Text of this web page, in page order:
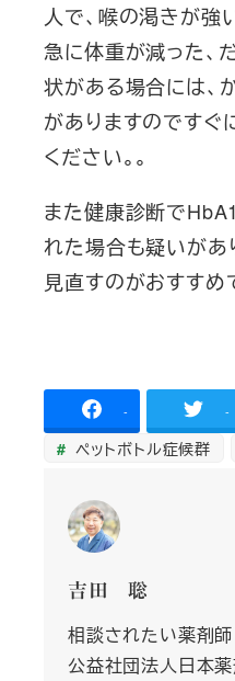
人で、喉の渇きが強
急に体重が減った、
状がある場合には、
がありますのですぐ
ください。。
また健康診断で
れた場合も疑いがあ
見直すのがおすすめ
- -
ペットボトル症候群
吉田 聡
相談されたい薬剤師
公益社団法人日本